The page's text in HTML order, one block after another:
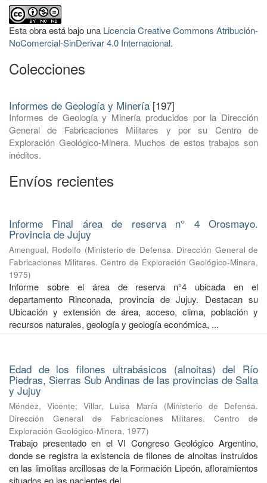
Esta obra está bajo una Licencia Creative Commons Atribución-
NoComercial-SinDerivar 4.0 Internacional.
Colecciones
Informes de Geología y Minería [197]
Informes de Geología y Minería producidos por la Dirección
General de Fabricaciones Militares y por su Centro de
Exploración Geológico-Minera. Muchos de estos trabajos son
inéditos.
Envíos recientes
Informe Final área de reserva n° 4 Orosmayo.
Provincia de Jujuy
Amengual, Rodolfo (Ministerio de Defensa. Dirección General de
Fabricaciones Militares. Centro de Exploración Geológico-Minera,
1975)
Informe sobre el área de reserva n°4 ubicada en el
departamento Rinconada, provincia de Jujuy. Destacan su
Ubicación y extensión de área, acceso, clima, población y
recursos naturales, geología y geología económica, ...
Edad de los filones ultrabásicos (alnoitas) del Río
Piedras, Sierras Sub Andinas de las provincias de Salta
y Jujuy
Méndez, Vicente;Villar, Luisa María (Ministerio de Defensa.
Dirección General de Fabricaciones Militares. Centro de
Exploración Geológico-Minera, 1977)
Trabajo presentado en el VI Congreso Geológico Argentino,
donde se registra la existencia de filones de alnoitas instruidos
en las limolitas arcillosas de la Formación Lipeón, afloramientos
situados en las nacientes del ...